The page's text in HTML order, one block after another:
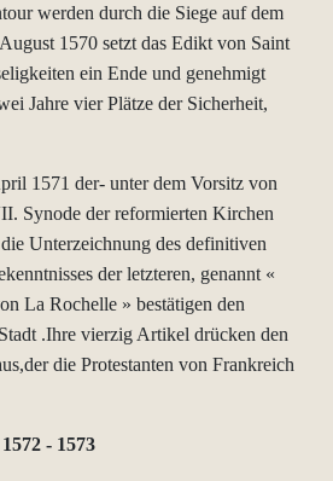
werden durch die Siege auf dem
1570 setzt das Edikt von Saint
ein Ende und genehmigt
Jahre vier Plätze der Sicherheit,
1571 der- unter dem Vorsitz von
Synode der reformierten Kirchen
Unterzeichnung des definitiven
der letzteren, genannt «
La Rochelle » bestätigen den
.Ihre vierzig Artikel drücken den
die Protestanten von Frankreich
- 1573